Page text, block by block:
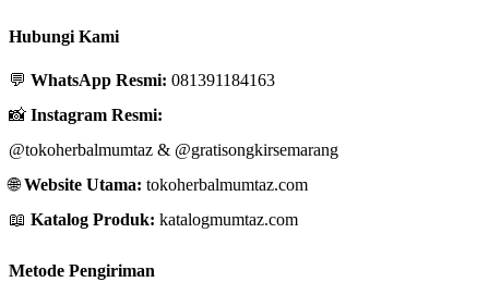
Hubungi Kami
💬 WhatsApp Resmi: 081391184163
📸 Instagram Resmi:
@tokoherbalmumtaz & @gratisongkirsemarang
🌐Website Utama: tokoherbalmumtaz.com
📖 Katalog Produk: katalogmumtaz.com
Metode Pengiriman